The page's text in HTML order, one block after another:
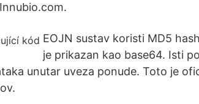
EOJN sustav koristi MD5
je prikazan kao base64. Isti
unutar uveza ponude. Toto je